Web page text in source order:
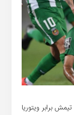
برابر ویتوریا